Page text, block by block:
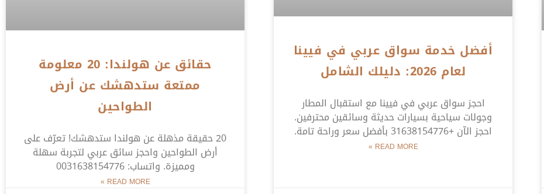
أفضل خدمة سواق عربي في فيينا
لعام 2026: دليلك الشامل
احجز سواق عربي في فيينا مع استقبال المطار
وجولات سياحية بسيارات حديثة وسائقين محترفين.
احجز الآن +31638154776 بأفضل سعر وراحة تامة.
READ MORE »
حقائق عن هولندا: 20 معلومة
ممتعة ستدهشك عن أرض
الطواحين
20 حقيقة مذهلة عن هولندا ستدهشك! تعرّف على
أرض الطواحين واحجز سائق عربي لتجربة سهلة
ومميزة. واتساب: 0031638154776
READ MORE »